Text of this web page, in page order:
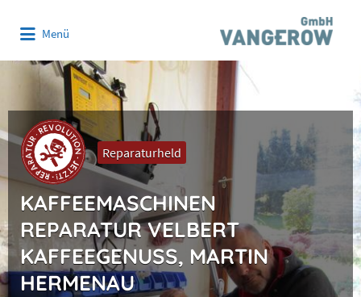
Menü
Reparaturheld
KAFFEEMASCHINEN
REPARATUR VELBERT
KAFFEEGENUSS, MARTIN
HERMENAU